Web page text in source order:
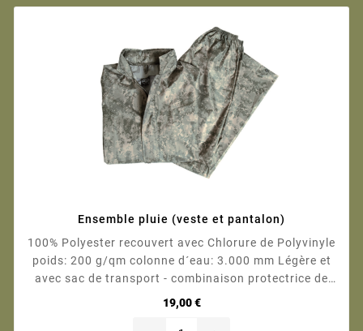
Ensemble pluie (veste et pantalon)
100% Polyester recouvert avec Chlorure de Polyvinyle
poids: 200 g/qm colonne d´eau: 3.000 mm Légère et
avec sac de transport - combinaison protectrice de
19,00 €Prix